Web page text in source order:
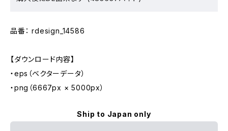
品番： rdesign_14586
【ダウンロード内容】
・eps（ベクターデータ）
・png（6667px × 5000px）
Ship to Japan only